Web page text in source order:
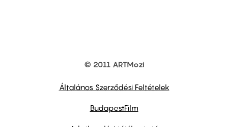
© 2011 ARTMozi
Általános Szerződési Feltételek
BudapestFilm